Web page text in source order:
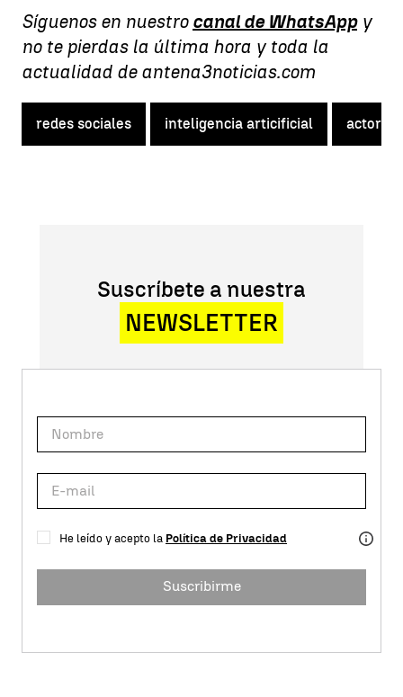
Síguenos en nuestro canal de WhatsAppy
no te pierdas la última hora y toda la
actualidad de antena3noticias.com
redes sociales inteligencia articificial actores
Suscríbete a nuestra
NEWSLETTER
He leído y acepto la Política de Privacidad
Suscribirme